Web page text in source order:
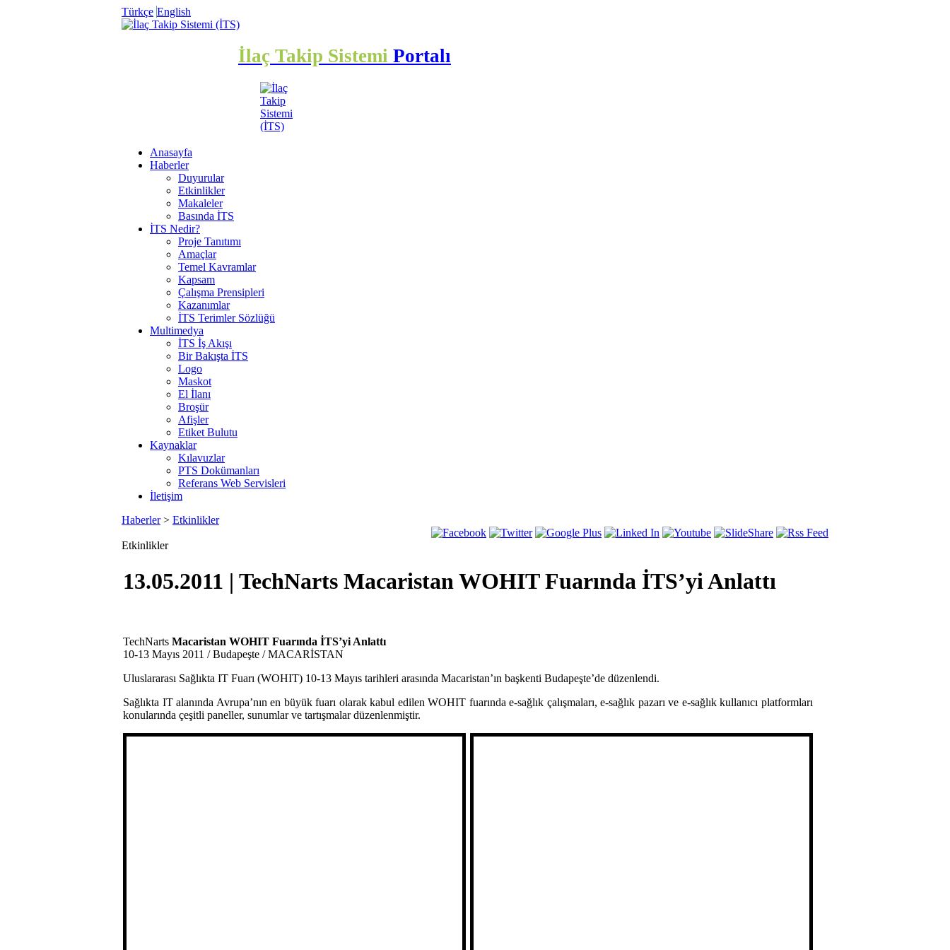
Türkçe English
İlaç Takip Sistemi Portalı
Anasayfa
Haberler
Duyurular
Etkinlikler
Makaleler
Basında İTS
İTS Nedir?
Proje Tanıtımı
Amaçlar
Temel Kavramlar
Kapsam
Çalışma Prensipleri
Kazanımlar
İTS Terimler Sözlüğü
Multimedya
İTS İş Akışı
Bir Bakışta İTS
Logo
Maskot
El İlanı
Broşür
Afişler
Etiket Bulutu
Kaynaklar
Kılavuzlar
PTS Dokümanları
Referans Web Servisleri
İletişim
Haberler> Etkinlikler
Etkinlikler
13.05.2011 | TechNarts Macaristan WOHIT Fuarında İTS’yi Anlattı
TechNarts Macaristan WOHIT Fuarında İTS’yi Anlattı
10-13 Mayıs 2011 / Budapeşte / MACARİSTAN
Uluslararası Sağlıkta IT Fuarı (WOHIT) 10-13 Mayıs tarihleri arasında Macaristan’ın başkenti Budapeşte’de düzenlendi.
Sağlıkta IT alanında Avrupa’nın en büyük fuarı olarak kabul edilen WOHIT fuarında e-sağlık çalışmaları, e-sağlık pazarı ve e-sağlık kullanıcı platformları
konularında çeşitli paneller, sunumlar ve tartışmalar düzenlenmiştir.